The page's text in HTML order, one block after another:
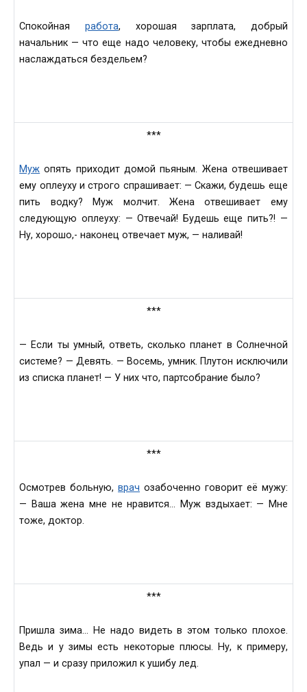
Спокойная работа, хорошая зарплата, добрый
начальник — что еще надо человеку, чтобы ежедневно
наслаждаться бездельем?
***
Муж опять приходит домой пьяным. Жена отвешивает
ему оплеуху и строго спрашивает: — Скажи, будешь еще
пить водку? Муж молчит. Жена отвешивает ему
следующую оплеуху: — Отвечай! Будешь еще пить?! —
Ну, хорошо,- наконец отвечает муж, — наливай!
***
— Если ты умный, ответь, сколько планет в Солнечной
системе? — Девять. — Восемь, умник. Плутон исключили
из списка планет! — У них что, партсобрание было?
***
Осмотрев больную,врач озабоченно говорит её мужу:
— Ваша жена мне не нравится… Муж вздыхает: — Мне
тоже, доктор.
***
Пришла зима… Не надо видеть в этом только плохое.
Ведь и у зимы есть некоторые плюсы. Ну, к примеру,
упал — и сразу приложил к ушибу лед.